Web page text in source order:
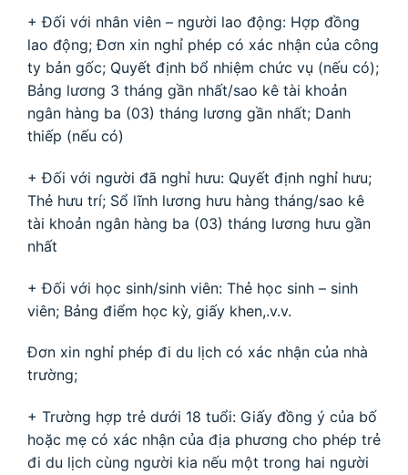
+ Đối với nhân viên – người lao động: Hợp đồng
lao động; Đơn xin nghỉ phép có xác nhận của công
ty bản gốc; Quyết định bổ nhiệm chức vụ (nếu có);
Bảng lương 3 tháng gần nhất/sao kê tài khoản
ngân hàng ba (03) tháng lương gần nhất; Danh
thiếp (nếu có)
+ Đối với người đã nghỉ hưu: Quyết định nghỉ hưu;
Thẻ hưu trí; Sổ lĩnh lương hưu hàng tháng/sao kê
tài khoản ngân hàng ba (03) tháng lương hưu gần
nhất
+ Đối với học sinh/sinh viên: Thẻ học sinh – sinh
viên; Bảng điểm học kỳ, giấy khen,.v.v.
Đơn xin nghỉ phép đi du lịch có xác nhận của nhà
trường;
+ Trường hợp trẻ dưới 18 tuổi: Giấy đồng ý của bố
hoặc mẹ có xác nhận của địa phương cho phép trẻ
đi du lịch cùng người kia nếu một trong hai người